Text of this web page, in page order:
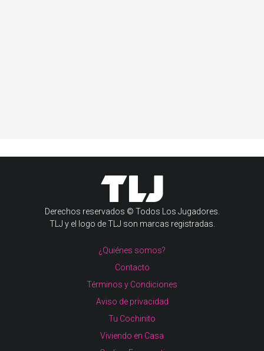
Derechos reservados © Todos Los Jugadores.
TLJ y el logo de TLJ son marcas registradas.
¿Quiénes somos?
Contacto
Términos y Condiciones
Aviso de privacidad
Tu Cochinito
Viviendo en Casa